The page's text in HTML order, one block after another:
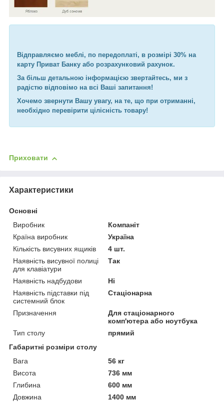
Відправляємо меблі, по передоплаті, в розмірі 30% на
карту Приват Банку або розрахунковий рахунок.
За більш детальною інформацією звертайтесь, ми з
радістю відповімо на всі Ваші запитання!
Хочемо звернути Вашу увагу, на те, що при отриманні,
необхідно перевірити цілісність товару!
Приховати
Характеристики
Основні
Виробник
Компаніт
Країна виробник
Україна
Кількість висувних ящиків
4 шт.
Наявність висувної полиці
для клавіатури
Так
Наявність надбудови
Ні
Наявність підставки під
системний блок
Стаціонарна
Призначення
Для стаціонарного
комп'ютера або ноутбука
Тип столу
прямий
Габаритні розміри столу
Вага
56 кг
Висота
736 мм
Глибина
600 мм
Довжина
1400 мм